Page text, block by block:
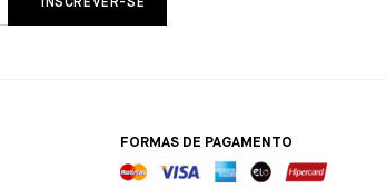
FORMAS DE PAGAMENTO